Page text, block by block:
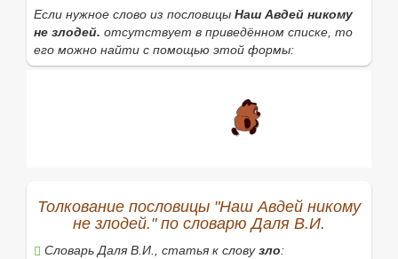
Если нужное слово из пословицы Наш Авдей никому
не злодей. отсутствует в приведённом списке, то
его можно найти с помощью этой формы:
Толкование пословицы "Наш Авдей никому
не злодей." по словарю Даля В.И.
Словарь Даля В.И., статья к словузло: